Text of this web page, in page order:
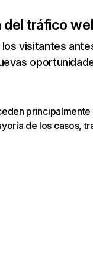
del tráfico
visitantes
de los casos,